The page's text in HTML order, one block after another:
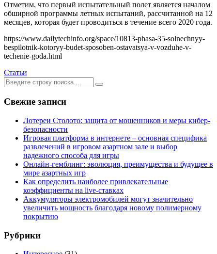
Отметим, что первый испытательный полет является началом
обширной программы летных испытаний, рассчитанной на 12
месяцев, которая будет проводиться в течение всего 2020 года.
https://www.dailytechinfo.org/space/10813-phasa-35-solnechnyy-
bespilotnik-kotoryy-budet-sposoben-ostavatsya-v-vozduhe-v-
techenie-goda.html
Статьи
Ищем:
[текст]
Свежие записи
Лотереи Столото: защита от мошенников и меры кибер-
безопасности
Игровая платформа в интернете – основная специфика
развлечений в игровом азартном зале и выбор
надежного способа для игры
Онлайн-гемблинг: эволюция, преимущества и будущее в
мире азартных игр
Как определить наиболее привлекательные
коэффициенты на live-ставках
Аккумуляторы электромобилей могут значительно
увеличить мощность благодаря новому полимерному
покрытию
Рубрики